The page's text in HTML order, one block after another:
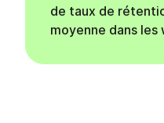
de taux de
moyenne dans